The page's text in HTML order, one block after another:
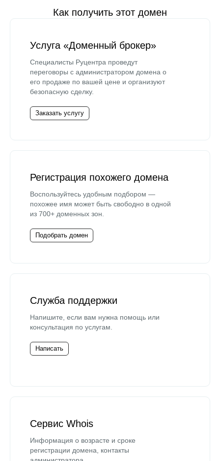
Как получить этот домен
Услуга «Доменный брокер»
Специалисты Руцентра проведут
переговоры с администратором домена о
его продаже по вашей цене и организуют
безопасную сделку.
Заказать услугу
Регистрация похожего домена
Воспользуйтесь удобным подбором —
похожее имя может быть свободно в одной
из 700+ доменных зон.
Подобрать домен
Служба поддержки
Напишите, если вам нужна помощь или
консультация по услугам.
Написать
Сервис Whois
Информация о возрасте и сроке
регистрации домена, контакты